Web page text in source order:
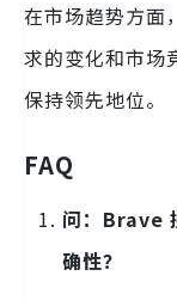
在市场趋势方面
求的变化和市场
保持领先地位。
FAQ
问：Brave
确性？